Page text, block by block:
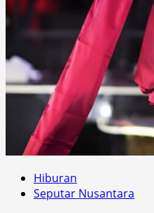
Hiburan
Seputar Nusantara